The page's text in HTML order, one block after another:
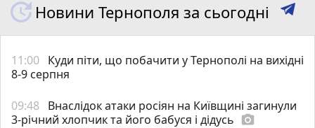
Новини Тернополя за сьогодні
11:00 Куди піти, що побачити у Тернополі на вихідні
8-9 серпня
09:48
Внаслідок атаки росіян на Київщині загинули
3-річний хлопчик та його бабуся і дідусь photo_camera